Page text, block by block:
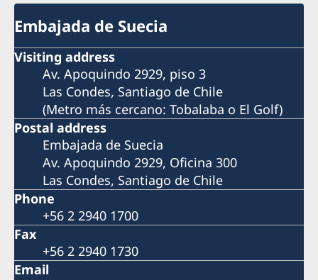
Embajada de Suecia
Visiting address
Av. Apoquindo 2929, piso 3
Las Condes, Santiago de Chile
(Metro más cercano: Tobalaba o El Golf)
Postal address
Embajada de Suecia
Av. Apoquindo 2929, Oficina 300
Las Condes, Santiago de Chile
Phone
+56 2 2940 1700
Fax
+56 2 2940 1730
Email